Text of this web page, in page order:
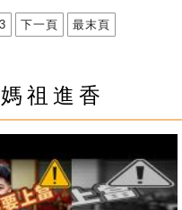
3 下一頁 最末頁
祖進香